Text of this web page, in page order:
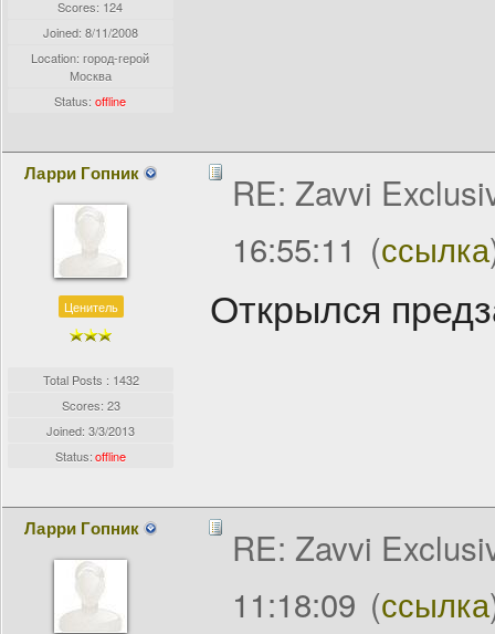
Scores: 124
Joined: 8/11/2008
Location: город-герой
Москва
Status:offline
Ларри Гопник
Ценитель
Total Posts : 1432
Scores: 23
Joined: 3/3/2013
Status:offline
RE: Zavvi
16:55:11 (ссылка
Открылся
Ларри Гопник
RE: Zavvi
11:18:09 (ссылка